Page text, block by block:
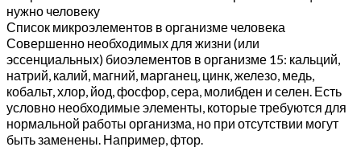
нужно человеку
Список микроэлементов в организме человека
Совершенно необходимых для жизни (или
эссенциальных) биоэлементов в организме 15: кальций,
натрий, калий, магний, марганец, цинк, железо, медь,
кобальт, хлор, йод, фосфор, сера, молибден и селен. Есть
условно необходимые элементы, которые требуются для
нормальной работы организма, но при отсутствии могут
быть заменены. Например, фтор.